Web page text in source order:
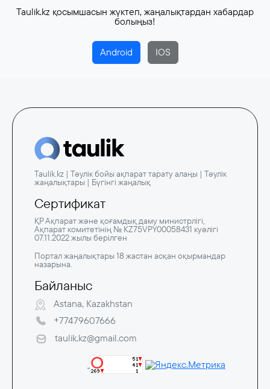
Taulik.kz қосымшасын жүктеп, жаңалықтардан хабардар
болыңыз!
Android IOS
Taulik.kz | Тәулік бойы ақпарат тарату алаңы | Тәулік
жаңалықтары | Бүгінгі жаңалық
Сертификат
ҚР Ақпарат және қоғамдық даму министрлігі,
Ақпарат комитетінің № KZ75VPY00058431 куәлігі
07.11.2022 жылы берілген
Портал жаңалықтары 18 жастан асқан оқырмандар
назарына.
Байланыс
Astana, Kazakhstan
+77479607666
taulik.kz@gmail.com